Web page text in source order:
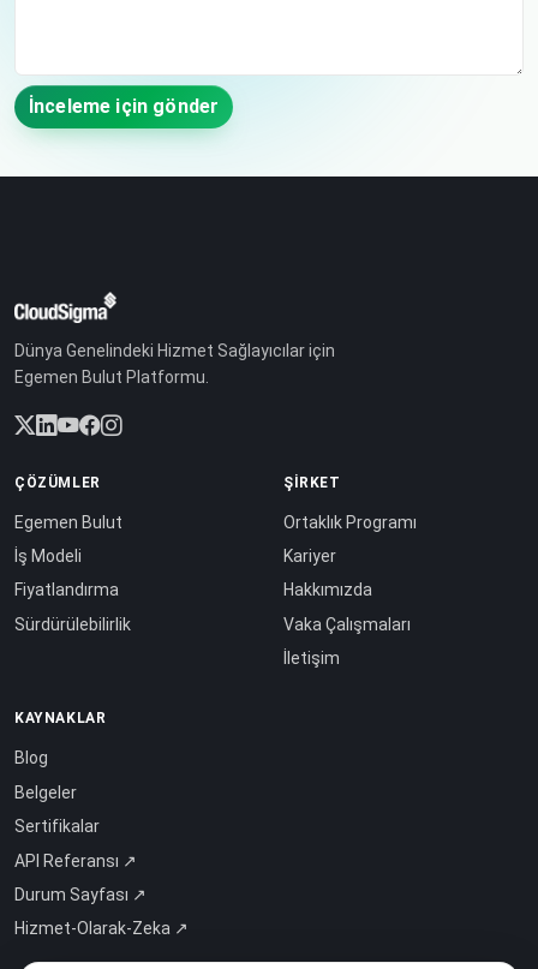
İnceleme için gönder
Dünya Genelindeki Hizmet Sağlayıcılar için
Egemen Bulut Platformu.
ÇÖZÜMLER
Egemen Bulut
İş Modeli
Fiyatlandırma
Sürdürülebilirlik
ŞIRKET
Ortaklık Programı
Kariyer
Hakkımızda
Vaka Çalışmaları
İletişim
KAYNAKLAR
Blog
Belgeler
Sertifikalar
API Referansı ↗
Durum Sayfası ↗
Hizmet-Olarak-Zeka ↗